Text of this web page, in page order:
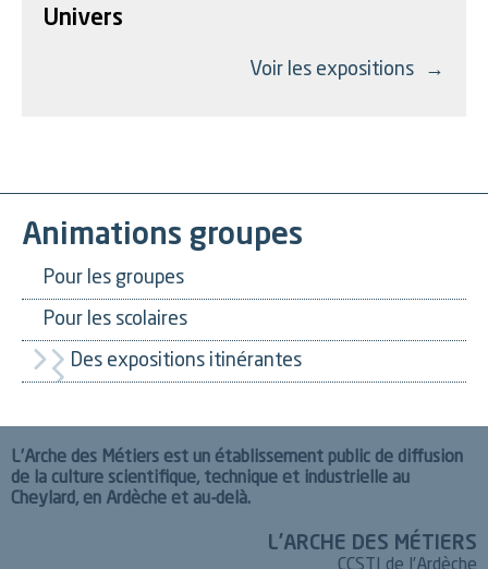
Univers
Voir les expositions
Animations groupes
Pour les groupes
Pour les scolaires
Des expositions itinérantes
L’Arche des Métiers est un établissement public de diffusion
de la culture scientifique, technique et industrielle au
Cheylard, en Ardèche et au-delà.
L’ARCHE DES MÉTIERS